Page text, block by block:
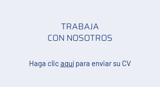
TRABAJA
CON NOSOTROS
Haga clic aquípara enviar su CV